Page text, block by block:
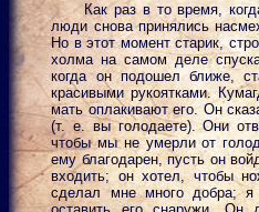
Как раз в то время,
люди снова принялись
Но в этот момент старик,
холма на самом деле
когда он подошел ближе,
красивыми рукоятками.
мать оплакивают его. Он
(т. е. вы голодаете). Они
чтобы мы не умерли от
ему благодарен, пусть он
входить; он хотел, чтобы
сделал мне много добра;